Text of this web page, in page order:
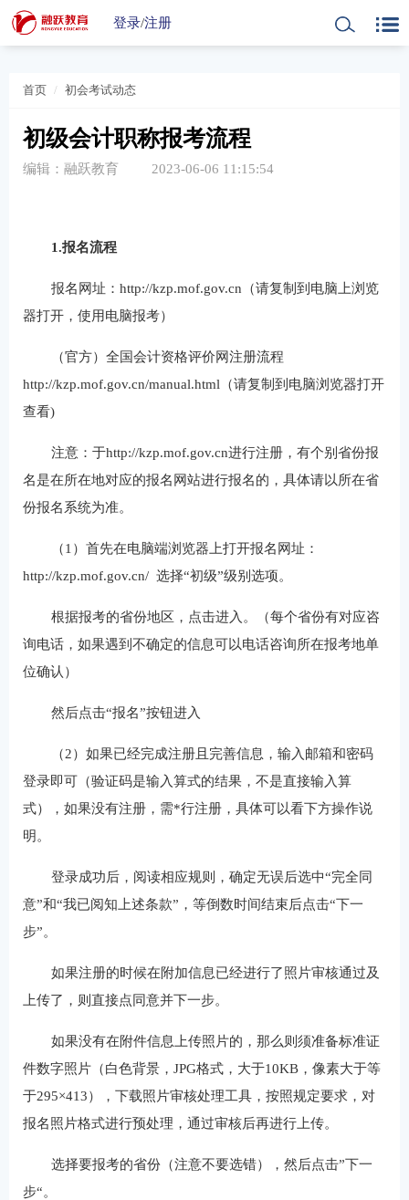
登录/注册
首页 初会考试动态
初级会计职称报考流程
编辑：融跃教育 2023-06-06 11:15:54
1.报名流程
报名网址：http://kzp.mof.gov.cn（请复制到电脑上浏览
器打开，使用电脑报考）
（官方）全国会计资格评价网注册流程
http://kzp.mof.gov.cn/manual.html（请复制到电脑浏览器打开
查看)
注意：于http://kzp.mof.gov.cn进行注册，有个别省份报
名是在所在地对应的报名网站进行报名的，具体请以所在省
份报名系统为准。
（1）首先在电脑端浏览器上打开报名网址：
http://kzp.mof.gov.cn/ 选择“初级”级别选项。
根据报考的省份地区，点击进入。（每个省份有对应咨
询电话，如果遇到不确定的信息可以电话咨询所在报考地单
位确认）
然后点击“报名”按钮进入
（2）如果已经完成注册且完善信息，输入邮箱和密码
登录即可（验证码是输入算式的结果，不是直接输入算
式），如果没有注册，需*行注册，具体可以看下方操作说
明。
登录成功后，阅读相应规则，确定无误后选中“完全同
意”和“我已阅知上述条款”，等倒数时间结束后点击“下一
步”。
如果注册的时候在附加信息已经进行了照片审核通过及
上传了，则直接点同意并下一步。
如果没有在附件信息上传照片的，那么则须准备标准证
件数字照片（白色背景，JPG格式，大于10KB，像素大于等
于295×413），下载照片审核处理工具，按照规定要求，对
报名照片格式进行预处理，通过审核后再进行上传。
选择要报考的省份（注意不要选错），然后点击”下一
步“。